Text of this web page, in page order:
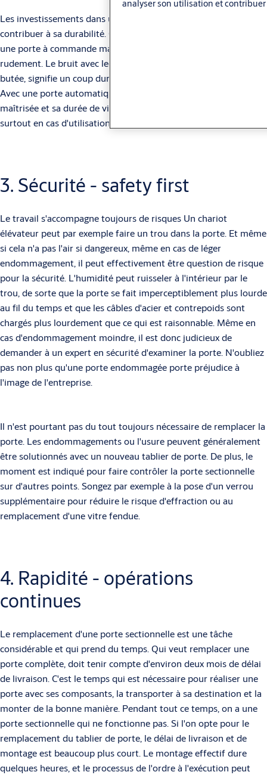
Les investissements dans une porte existante peuvent en outre
contribuer à sa durabilité. On peut ainsi envisager d'automatiser
une porte à commande manuelle, qui est souvent refermée
rudement. Le bruit avec lequel une telle porte tombe dans la
butée, signifie un coup dur pour les rouleaux, les rails et la butée.
Avec une porte automatique, la fermeture de la porte est
maîtrisée et sa durée de vie est considérablement prolongée,
surtout en cas d'utilisation intensive.
3. Sécurité - safety first
Le travail s'accompagne toujours de risques Un chariot
élévateur peut par exemple faire un trou dans la porte. Et même
si cela n'a pas l'air si dangereux, même en cas de léger
endommagement, il peut effectivement être question de risque
pour la sécurité. L'humidité peut ruisseler à l'intérieur par le
trou, de sorte que la porte se fait imperceptiblement plus lourde
au fil du temps et que les câbles d'acier et contrepoids sont
chargés plus lourdement que ce qui est raisonnable. Même en
cas d'endommagement moindre, il est donc judicieux de
demander à un expert en sécurité d'examiner la porte. N'oubliez
pas non plus qu'une porte endommagée porte préjudice à
l'image de l'entreprise.
Il n'est pourtant pas du tout toujours nécessaire de remplacer la
porte. Les endommagements ou l'usure peuvent généralement
être solutionnés avec un nouveau tablier de porte. De plus, le
moment est indiqué pour faire contrôler la porte sectionnelle
sur d'autres points. Songez par exemple à la pose d'un verrou
supplémentaire pour réduire le risque d'effraction ou au
remplacement d'une vitre fendue.
4. Rapidité - opérations
continues
Le remplacement d'une porte sectionnelle est une tâche
considérable et qui prend du temps. Qui veut remplacer une
porte complète, doit tenir compte d'environ deux mois de délai
de livraison. C'est le temps qui est nécessaire pour réaliser une
porte avec ses composants, la transporter à sa destination et la
monter de la bonne manière. Pendant tout ce temps, on a une
porte sectionnelle qui ne fonctionne pas. Si l'on opte pour le
remplacement du tablier de porte, le délai de livraison et de
montage est beaucoup plus court. Le montage effectif dure
quelques heures, et le processus de l'ordre à l'exécution peut
analyser son utilisation et